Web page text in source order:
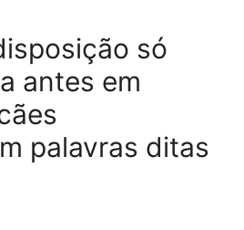
só
antes em
palavras ditas